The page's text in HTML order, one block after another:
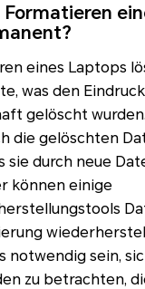
Formatieren
eines Laptops
was den
gelöscht
die gelöschten
sie durch neue
können einige
notwendig sein,
zu betrachten,